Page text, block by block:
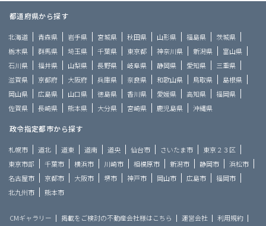
都道府県から探す
北海道 青森県 岩手県 宮城県 秋田県 山形県 福島県
茨城県
栃木県
群馬県 埼玉県 千葉県 東京都 神奈川県 新潟県
富山県
石川県
福井県 山梨県 長野県 岐阜県 静岡県 愛知県
三重県
滋賀県
京都府 大阪府 兵庫県 奈良県 和歌山県 鳥取県
島根県
岡山県
広島県 山口県 徳島県 香川県 愛媛県 高知県
福岡県
佐賀県
長崎県 熊本県 大分県 宮崎県 鹿児島県 沖縄県
政令指定都市から探す
札幌市 道北 道東 道南 道央 仙台市 さいたま市
東京２３区
東京市部
千葉市 横浜市 川崎市 相模原市 新潟市 静岡市
浜松市
名古屋市
京都市 大阪市 堺市 神戸市 岡山市 広島市
福岡市
北九州市
熊本市
CMギャラリー 掲載をご検討の不動産会社様はこちら 運営会社
利用規約